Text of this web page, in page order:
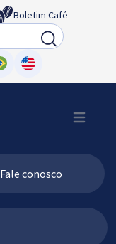
Boletim Café
Fale conosco